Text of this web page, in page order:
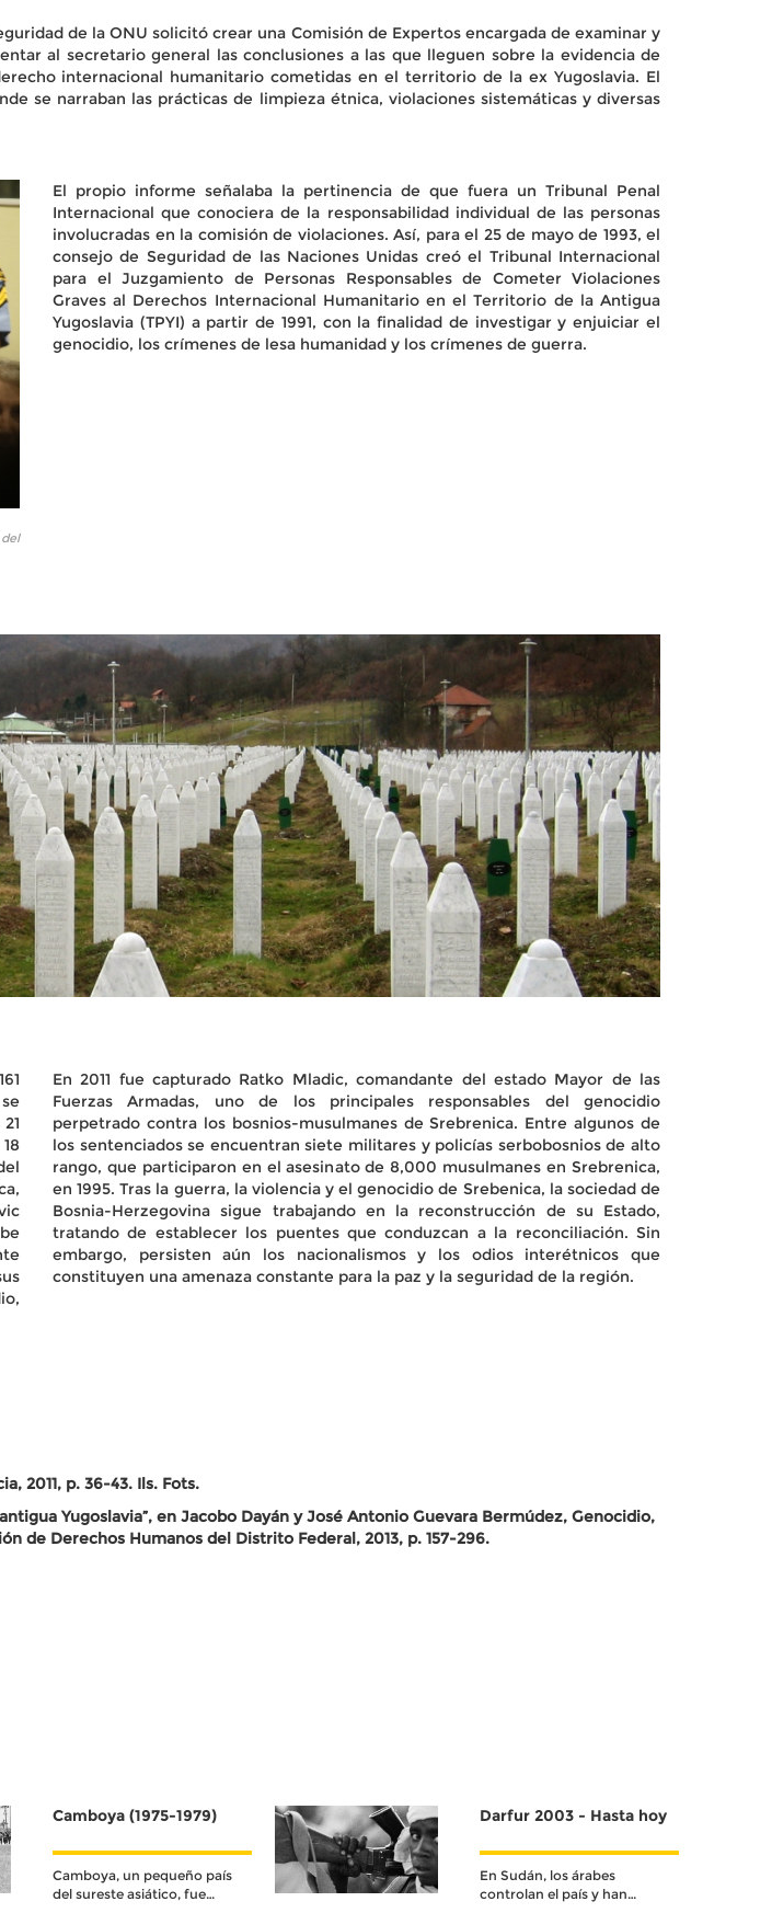
de la ONU solicitó crear una Comisión de Expertos encargada de examinar y
al secretario general las conclusiones a las que lleguen sobre la evidencia de
internacional humanitario cometidas en el territorio de la ex Yugoslavia. El
se narraban las prácticas de limpieza étnica, violaciones sistemáticas y diversas
El propio informe señalaba la pertinencia de que fuera un Tribunal Penal
Internacional que conociera de la responsabilidad individual de las personas
involucradas en la comisión de violaciones. Así, para el 25 de mayo de 1993, el
consejo de Seguridad de las Naciones Unidas creó el Tribunal Internacional
para el Juzgamiento de Personas Responsables de Cometer Violaciones
Graves al Derechos Internacional Humanitario en el Territorio de la Antigua
Yugoslavia (TPYI) a partir de 1991, con la finalidad de investigar y enjuiciar el
genocidio, los crímenes de lesa humanidad y los crímenes de guerra.
En 2011 fue capturado Ratko Mladic, comandante del estado Mayor de las
Fuerzas Armadas, uno de los principales responsables del genocidio
perpetrado contra los bosnios-musulmanes de Srebrenica. Entre algunos de
los sentenciados se encuentran siete militares y policías serbobosnios de alto
rango, que participaron en el asesinato de 8,000 musulmanes en Srebrenica,
en 1995. Tras la guerra, la violencia y el genocidio de Srebenica, la sociedad de
Bosnia-Herzegovina sigue trabajando en la reconstrucción de su Estado,
tratando de establecer los puentes que conduzcan a la reconciliación. Sin
embargo, persisten aún los nacionalismos y los odios interétnicos que
constituyen una amenaza constante para la paz y la seguridad de la región.
2011, p. 36-43. Ils. Fots.
Yugoslavia”, en Jacobo Dayán y José Antonio Guevara Bermúdez, Genocidio,
de Derechos Humanos del Distrito Federal, 2013, p. 157-296.
Camboya (1975-1979)
Camboya, un pequeño país
del sureste asiático, fue
Darfur 2003 - Hasta hoy
En Sudán, los árabes
controlan el país y han